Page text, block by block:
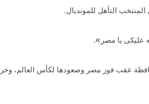
التأهل للمونديال.
عليكى يا مصر».
عقب فوز مصر وصعودها لكأس العالم،